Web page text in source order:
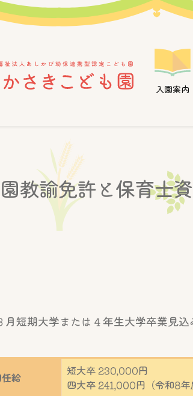
入園案内
教諭免許と保育士
月短期大学または４年生大学卒業見
任給
短大卒 230,000円
四大卒 241,000円（令和8年